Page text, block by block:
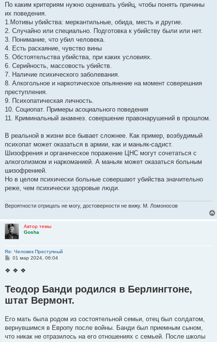
По каким критериям нужно оценивать убийц, чтобы понять причины
их поведения.
1.Мотивы убийства: меркантильные, обида, месть и другие.
2. Случайно или специально. Подготовка к убийству были или нет.
3. Понимание, что убил человека.
4. Есть раскаяние, чувство вины
5. Обстоятельства убийства, при каких условиях.
6. Серийность, массовость убийств.
7. Наличие психического заболевания.
8. Алкогольное и наркотическое опьянение на момент соверешния
преступления.
9. Психопатическая личность.
10. Социопат. Примеры асоциального поведения
11. Криминальный анамнез. совершение правонарушений в прошлом.
В реальной в жизни все бывает сложнее. Как пример, возбудимый
психопат может оказаться в армии, как и маньяк-садист.
Шизофрения и органическое поражение ЦНС могут сочетаться с
алкоголизмом и наркоманией. А маньяк может оказаться больным
шизофренией.
Но в целом психически больные совершают убийства значительно
реже, чем психически здоровые люди.
Вероятности отрицать не могу, достоверности не вижу. М. Ломоносов
Автор темы
Gosha
Re: Человек Преступный
С
о
е
н
и
е
01 мар 2024, 06:04
❖ ❖ ❖
Теодор Банди родился в Берлингтоне,
штат Вермонт.
Его мать была родом из состоятельной семьи, отец был солдатом,
вернувшимся в Европу после войны. Банди был приемным сыном,
что никак не отразилось на его отношениях с семьей. После школы